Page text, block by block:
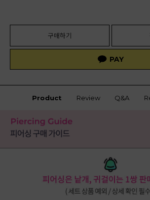
구매하기
Product Review Q&A